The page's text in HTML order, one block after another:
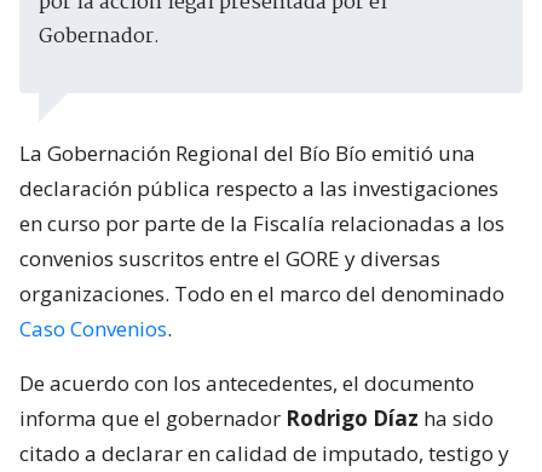
Gobernador.
La Gobernación Regional del Bío Bío emitió una
declaración pública respecto a las investigaciones
en curso por parte de la Fiscalía relacionadas a los
convenios suscritos entre el GORE y diversas
organizaciones. Todo en el marco del denominado
Caso Convenios.
De acuerdo con los antecedentes, el documento
informa que el gobernador Rodrigo Díaz ha sido
citado a declarar en calidad de imputado, testigo y